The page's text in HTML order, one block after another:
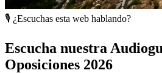
🎙️ ¿Escuchas esta web hablando?
Escucha nuestra
Oposiciones 2026